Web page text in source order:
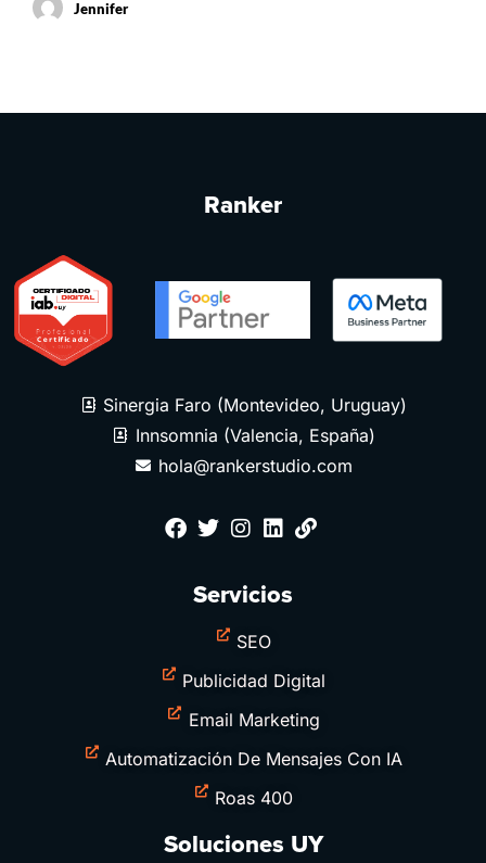
Jennifer
Ranker
Sinergia Faro (Montevideo, Uruguay)
Innsomnia (Valencia, España)
hola@rankerstudio.com
Servicios
SEO
Publicidad Digital
Email Marketing
Automatización De Mensajes Con IA
Roas 400
Soluciones UY